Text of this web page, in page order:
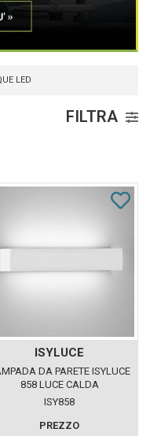
LED
FILTRA
ISYLUCE
DA PARETE ISYLUCE
858 LUCE CALDA
ISY858
PREZZO